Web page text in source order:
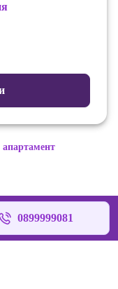
апартамент
0899999081